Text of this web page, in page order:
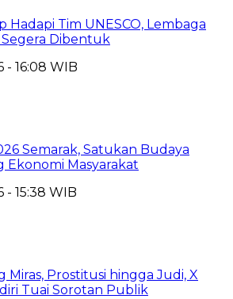
Hadapi Tim UNESCO, Lembaga
Dibentuk
16:08 WIB
Semarak, Satukan Budaya
Ekonomi Masyarakat
15:38 WIB
Miras, Prostitusi hingga Judi, X
Tuai Sorotan Publik